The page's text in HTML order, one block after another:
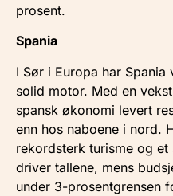
prosent.
Spania
I Sør i Europa har
solid motor. Med en
spansk økonomi levert
enn hos naboene i nord.
rekordsterk turisme og
driver tallene, mens
under 3-prosentgrensen